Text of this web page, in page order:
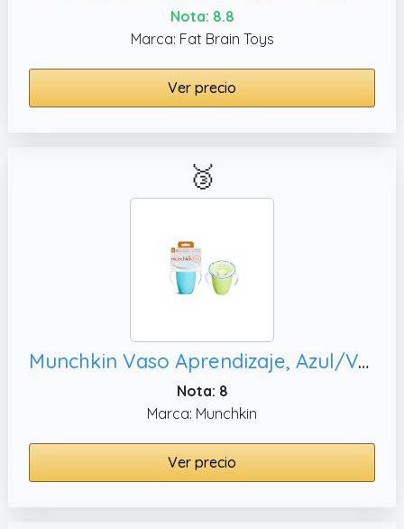
Nota: 8.8
Marca: Fat Brain Toys
Ver precio
🥉
Munchkin Vaso Aprendizaje, Azul/Verde
Nota: 8
Marca: Munchkin
Ver precio